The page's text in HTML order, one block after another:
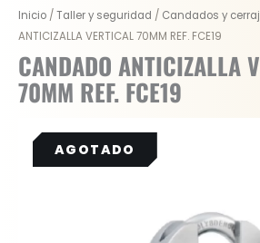
Inicio /Taller y seguridad / Candados y
ANTICIZALLA VERTICAL 70MM REF. FCE19
CANDADO ANTICIZALLA
70MM REF. FCE19
Original
price
was:
$ 19.100.
Current
price
is:
$ 14.325.